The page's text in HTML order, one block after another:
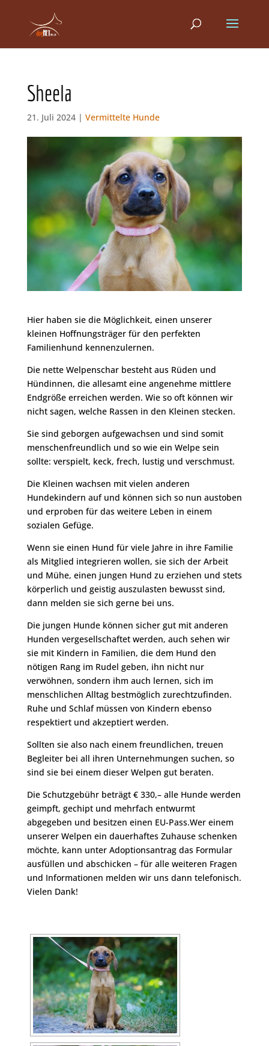
Sheela
21. Juli 2024 | Vermittelte Hunde
Hier haben sie die Möglichkeit, einen unserer
kleinen Hoffnungsträger für den perfekten
Familienhund kennenzulernen.
Die nette Welpenschar besteht aus Rüden und
Hündinnen, die allesamt eine angenehme mittlere
Endgröße erreichen werden. Wie so oft können wir
nicht sagen, welche Rassen in den Kleinen stecken.
Sie sind geborgen aufgewachsen und sind somit
menschenfreundlich und so wie ein Welpe sein
sollte: verspielt, keck, frech, lustig und verschmust.
Die Kleinen wachsen mit vielen anderen
Hundekindern auf und können sich so nun austoben
und erproben für das weitere Leben in einem
sozialen Gefüge.
Wenn sie einen Hund für viele Jahre in ihre Familie
als Mitglied integrieren wollen, sie sich der Arbeit
und Mühe, einen jungen Hund zu erziehen und stets
körperlich und geistig auszulasten bewusst sind,
dann melden sie sich gerne bei uns.
Die jungen Hunde können sicher gut mit anderen
Hunden vergesellschaftet werden, auch sehen wir
sie mit Kindern in Familien, die dem Hund den
nötigen Rang im Rudel geben, ihn nicht nur
verwöhnen, sondern ihm auch lernen, sich im
menschlichen Alltag bestmöglich zurechtzufinden.
Ruhe und Schlaf müssen von Kindern ebenso
respektiert und akzeptiert werden.
Sollten sie also nach einem freundlichen, treuen
Begleiter bei all ihren Unternehmungen suchen, so
sind sie bei einem dieser Welpen gut beraten.
Die Schutzgebühr beträgt € 330,– alle Hunde werden
geimpft, gechipt und mehrfach entwurmt
abgegeben und besitzen einen EU-Pass.Wer einem
unserer Welpen ein dauerhaftes Zuhause schenken
möchte, kann unter Adoptionsantrag das Formular
ausfüllen und abschicken – für alle weiteren Fragen
und Informationen melden wir uns dann telefonisch.
Vielen Dank!